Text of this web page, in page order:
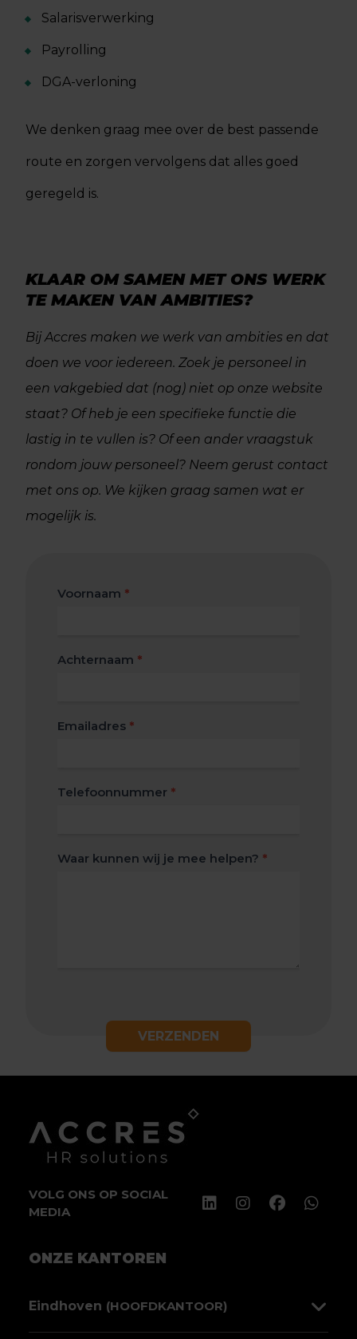
Salarisverwerking
Payrolling
DGA-verloning
We denken graag mee over de best passende
route en zorgen vervolgens dat alles goed
geregeld is.
KLAAR OM SAMEN MET ONS WERK
TE MAKEN VAN AMBITIES?
Bij Accres maken we werk van ambities en dat
doen we voor iedereen. Zoek je personeel in
een vakgebied dat (nog) niet op onze website
staat? Of heb je een specifieke functie die
lastig in te vullen is? Of een ander vraagstuk
rondom jouw personeel? Neem gerust contact
met ons op. We kijken graag samen wat er
mogelijk is.
Contact
Voornaam *
Achternaam *
Emailadres *
Telefoonnummer *
Waar kunnen wij je mee helpen? *
VERZENDEN
VOLG ONS OP SOCIAL
MEDIA
ONZE KANTOREN
Eindhoven (HOOFDKANTOOR)